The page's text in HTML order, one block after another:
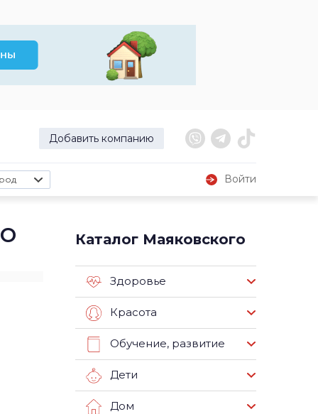
Добавить компанию
Войти
Каталог Маяковского
Здоровье
Красота
Обучение, развитие
Дети
Дом